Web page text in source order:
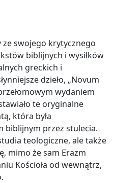
swojego krytycznego
biblijnych i wysiłków
greckich i
dzieło, „Novum
wydaniem
te oryginalne
która była
biblijnym przez stulecia.
teologiczne, ale także
mimo że sam Erazm
Kościoła od wewnątrz,